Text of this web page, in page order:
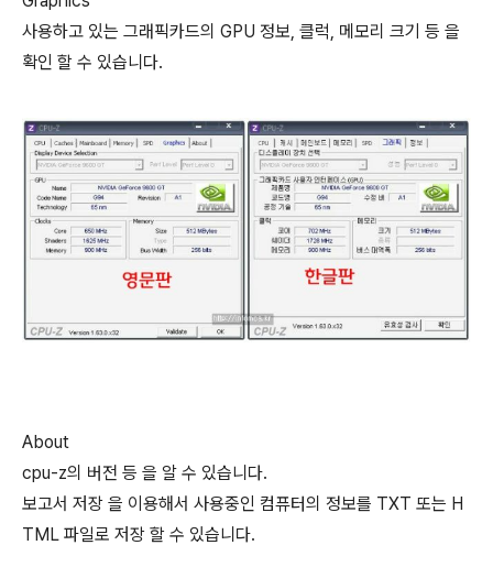
사용하고 있는 그래픽카드의 GPU 정보, 클럭, 메모리 크기 등 을
확인 할 수 있습니다.
About
cpu-z의 버전 등 을 알 수 있습니다.
보고서 저장 을 이용해서 사용중인 컴퓨터의 정보를 TXT 또는 H
TML 파일로 저장 할 수 있습니다.